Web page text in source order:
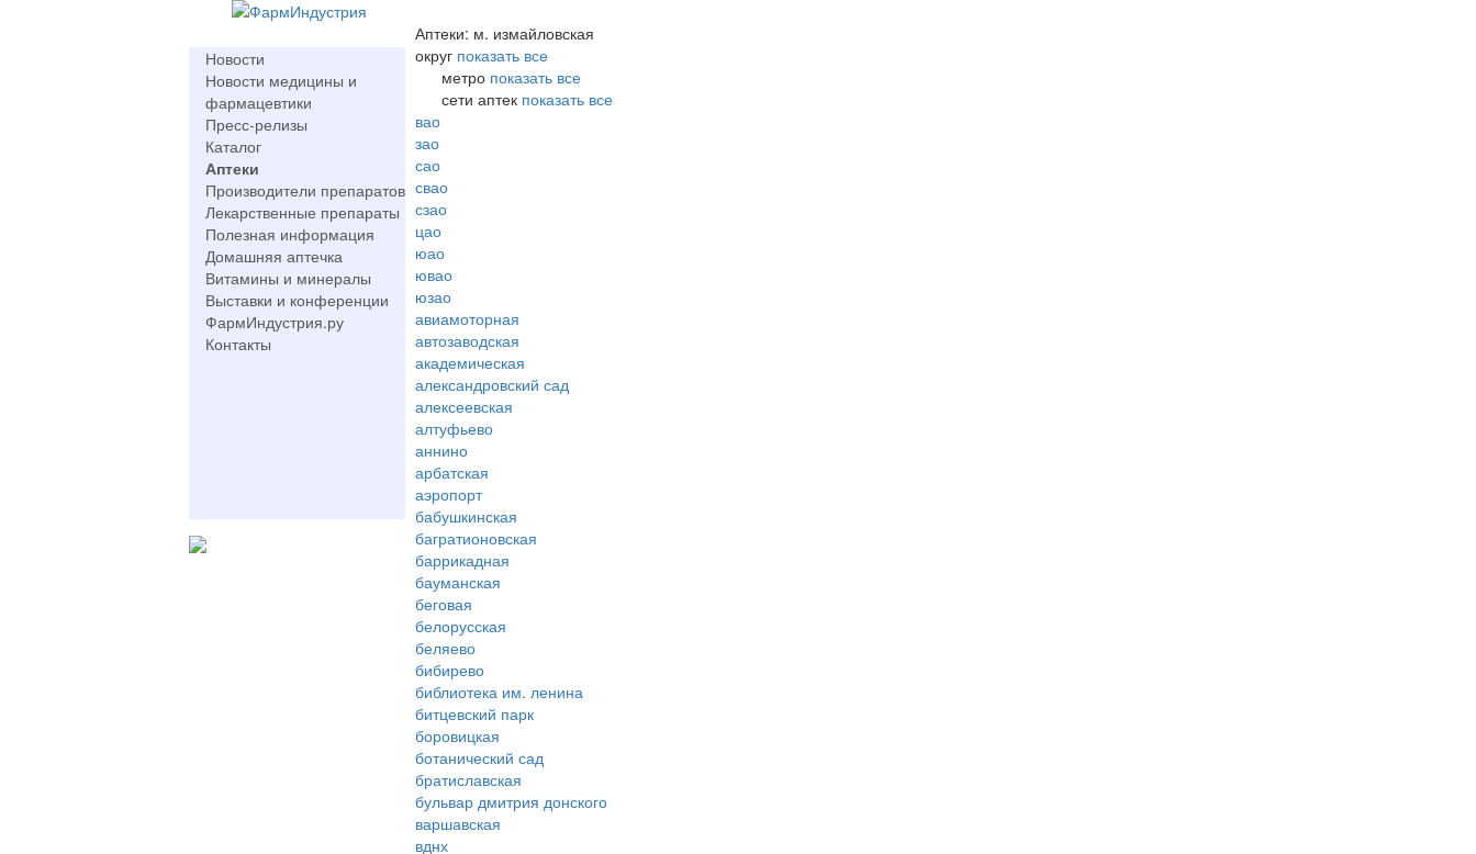
Новости
Новости медицины и
фармацевтики
Пресс-релизы
Каталог
Аптеки
Производители препаратов
Лекарственные препараты
Полезная информация
Домашняя аптечка
Витамины и минералы
Выставки и конференции
ФармИндустрия.ру
Контакты
Аптеки: м. измайловская
округ показать все
метро показать все
сети аптек показать все
вао
зао
сао
свао
сзао
цао
юао
ювао
юзао
авиамоторная
автозаводская
академическая
александровский сад
алексеевская
алтуфьево
аннино
арбатская
аэропорт
бабушкинская
багратионовская
баррикадная
бауманская
беговая
белорусская
беляево
бибирево
библиотека им. ленина
битцевский парк
боровицкая
ботанический сад
братиславская
бульвар дмитрия донского
варшавская
вднх